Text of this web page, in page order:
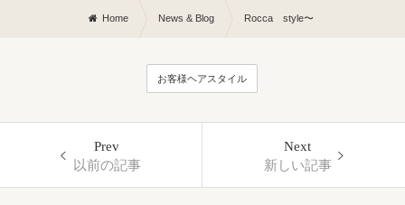
Home News & Blog Rocca style〜
お客様ヘアスタイル
Prev
以前の記事
Next
新しい記事